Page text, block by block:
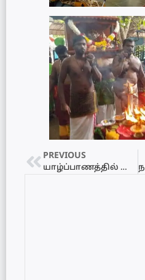
PREVIOUS
யாழ்ப்பாணத்தில் டெங்குக்கு முடிவு கட்ட சகலரும் பொறுப்புணர்ந்து செயற்படுக! மாவட்ட அரச அதிபர் அ.சிவபாலசுந்தரன் அறிவிப்பு